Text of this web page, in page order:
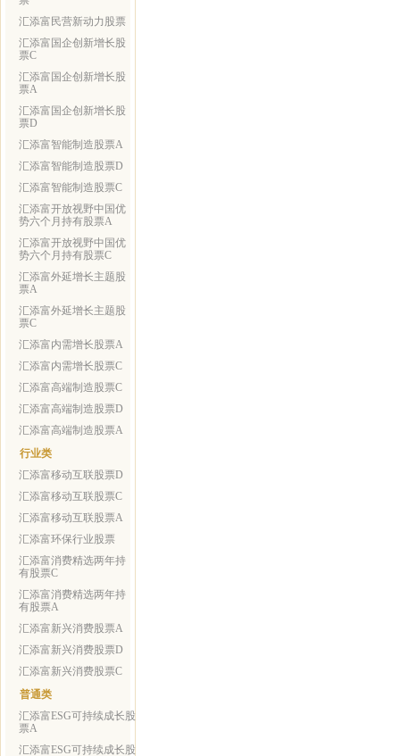
汇添富民营新动力股票
汇添富国企创新增长股
票C
汇添富国企创新增长股
票A
汇添富国企创新增长股
票D
汇添富智能制造股票A
汇添富智能制造股票D
汇添富智能制造股票C
汇添富开放视野中国优
势六个月持有股票A
汇添富开放视野中国优
势六个月持有股票C
汇添富外延增长主题股
票A
汇添富外延增长主题股
票C
汇添富内需增长股票A
汇添富内需增长股票C
汇添富高端制造股票C
汇添富高端制造股票D
汇添富高端制造股票A
行业类
汇添富移动互联股票D
汇添富移动互联股票C
汇添富移动互联股票A
汇添富环保行业股票
汇添富消费精选两年持
有股票C
汇添富消费精选两年持
有股票A
汇添富新兴消费股票A
汇添富新兴消费股票D
汇添富新兴消费股票C
普通类
汇添富ESG可持续成长股
票A
汇添富ESG可持续成长股